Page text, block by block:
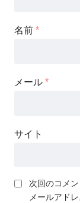
名前 *
メール *
サイト
次回のコメ
メールアド